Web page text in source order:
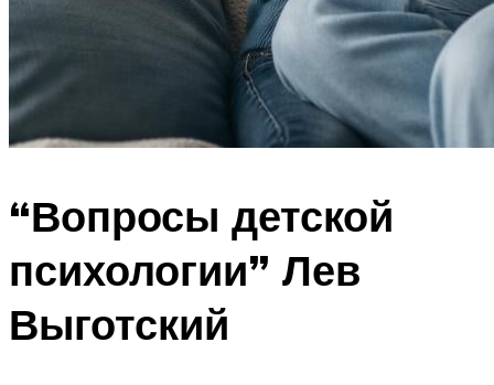
“Вопросы детской
психологии” Лев
Выготский